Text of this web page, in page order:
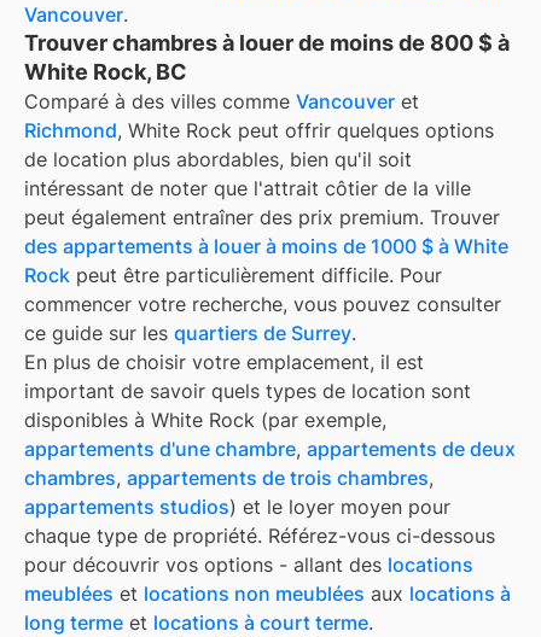
Vancouver.
Trouver chambres à louer de moins de 800 $ à
White Rock, BC
Comparé à des villes comme Vancouver et
Richmond, White Rock peut offrir quelques options
de location plus abordables, bien qu'il soit
intéressant de noter que l'attrait côtier de la ville
peut également entraîner des prix premium. Trouver
des appartements à louer à moins de 1000 $ à White
Rock peut être particulièrement difficile. Pour
commencer votre recherche, vous pouvez consulter
ce guide sur les quartiers de Surrey.
En plus de choisir votre emplacement, il est
important de savoir quels types de location sont
disponibles à White Rock (par exemple,
appartements d'une chambre, appartements de deux
chambres, appartements de trois chambres,
appartements studios) et le loyer moyen pour
chaque type de propriété. Référez-vous ci-dessous
pour découvrir vos options - allant des locations
meublées et locations non meublées aux locations à
long terme et locations à court terme.